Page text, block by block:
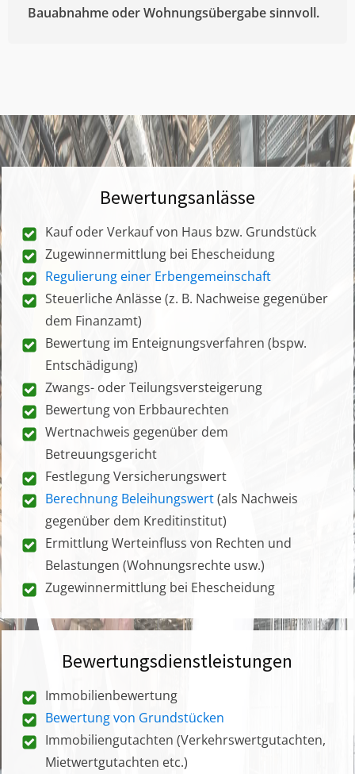
Bauabnahme oder Wohnungsübergabe sinnvoll.
Bewertungsanlässe
Kauf oder Verkauf von Haus bzw. Grundstück
Zugewinnermittlung bei Ehescheidung
Regulierung einer Erbengemeinschaft
Steuerliche Anlässe (z. B. Nachweise gegenüber
dem Finanzamt)
Bewertung im Enteignungsverfahren (bspw.
Entschädigung)
Zwangs- oder Teilungsversteigerung
Bewertung von Erbbaurechten
Wertnachweis gegenüber dem
Betreuungsgericht
Festlegung Versicherungswert
Berechnung Beleihungswert(als Nachweis
gegenüber dem Kreditinstitut)
Ermittlung Werteinfluss von Rechten und
Belastungen (Wohnungsrechte usw.)
Zugewinnermittlung bei Ehescheidung
Bewertungsdienstleistungen
Immobilienbewertung
Bewertung von Grundstücken
Immobiliengutachten (Verkehrswertgutachten,
Mietwertgutachten etc.)